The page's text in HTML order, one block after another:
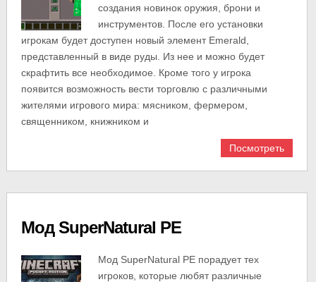
создания новинок оружия, брони и
инструментов. После его установки
игрокам будет доступен новый элемент Emerald,
представленный в виде руды. Из нее и можно будет
скрафтить все необходимое. Кроме того у игрока
появится возможность вести торговлю с различными
жителями игрового мира: мясником, фермером,
священником, книжником и
Посмотреть
Мод SuperNatural PE
Мод SuperNatural PE порадует тех
игроков, которые любят различные